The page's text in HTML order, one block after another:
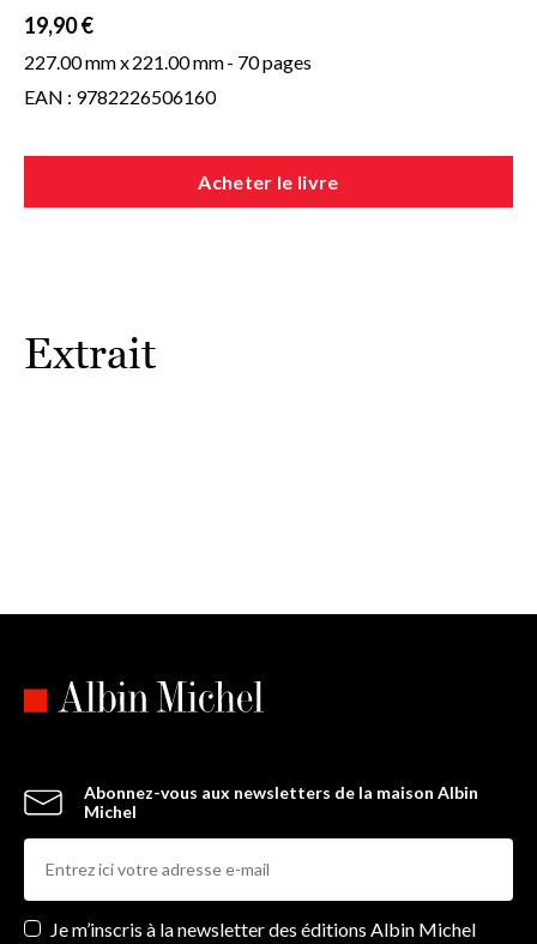
19,90 €
227.00 mm x221.00 mm- 70 pages
EAN : 9782226506160
Acheter le livre
Extrait
Abonnez-vous aux newsletters de la maison Albin
Michel
Newsletters
Je m’inscris à la newsletter des éditions Albin Michel